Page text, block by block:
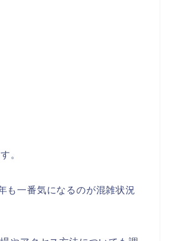
。
も一番気になるのが混雑状況